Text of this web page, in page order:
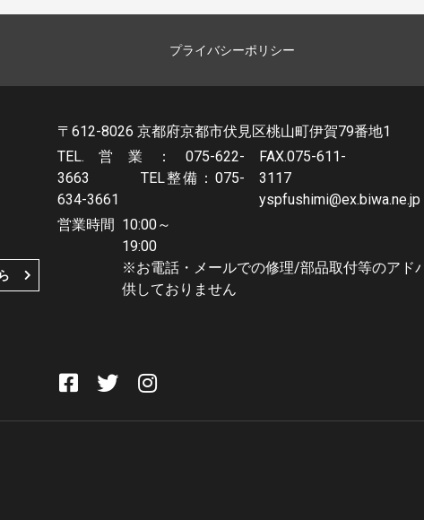
プライバシーポリシー
〒612-8026 京都府京都市伏見区桃山町伊賀79番地1
TEL.営業：075-622-
3663 TEL整備：075-
634-3661
FAX.075-611-
3117
yspfushimi@ex.biwa.ne.jp
営業時間 10:00～
※お電話・メールでの修理/部品取付等のアド
供しておりません